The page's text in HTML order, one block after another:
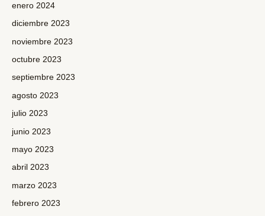
enero 2024
diciembre 2023
noviembre 2023
octubre 2023
septiembre 2023
agosto 2023
julio 2023
junio 2023
mayo 2023
abril 2023
marzo 2023
febrero 2023